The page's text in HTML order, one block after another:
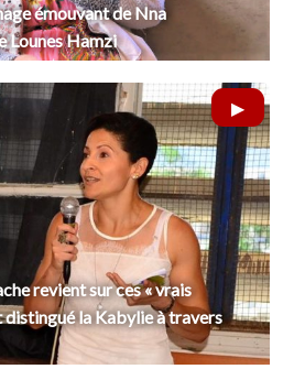
émouvant de Nna
Lounes Hamzi
revient sur ces « vrais
distingué la Kabylie à travers